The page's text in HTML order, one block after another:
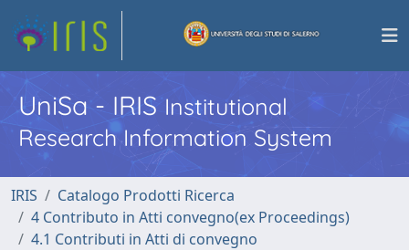
UniSa - IRISInstitutional
Research Information System
IRIS
Catalogo Prodotti Ricerca
4 Contributo in Atti convegno(ex Proceedings)
4.1 Contributi in Atti di convegno